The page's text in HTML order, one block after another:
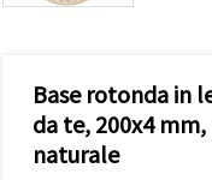
tutti i
cookie. •
Clicca su
"Impostazioni
Base rotonda in
da te, 200x4
naturale